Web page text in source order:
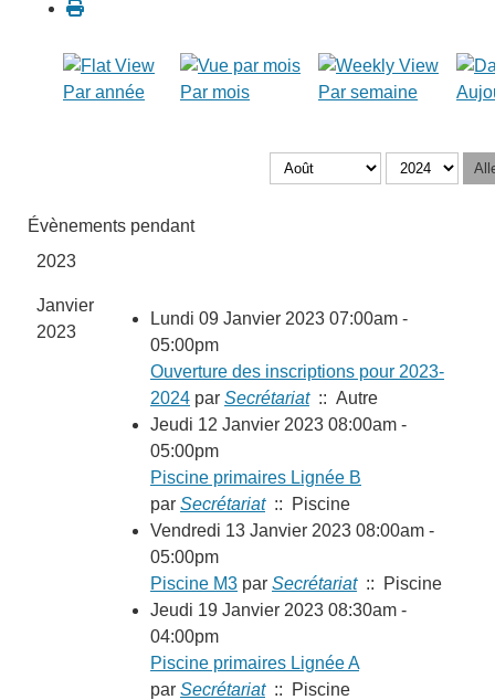
Par année Par mois Par semaine
Évènements pendant
2023
Janvier
2023
Lundi 09 Janvier 2023 07:00am -
05:00pm
Ouverture des inscriptions pour 2023-
2024 par Secrétariat:: Autre
Jeudi 12 Janvier 2023 08:00am -
05:00pm
Piscine primaires Lignée B
par Secrétariat:: Piscine
Vendredi 13 Janvier 2023 08:00am -
05:00pm
Piscine M3 par Secrétariat:: Piscine
Jeudi 19 Janvier 2023 08:30am -
04:00pm
Piscine primaires Lignée A
par Secrétariat:: Piscine